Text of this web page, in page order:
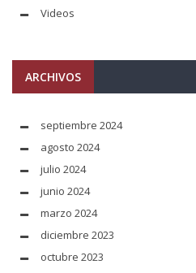
Videos
ARCHIVOS
septiembre 2024
agosto 2024
julio 2024
junio 2024
marzo 2024
diciembre 2023
octubre 2023